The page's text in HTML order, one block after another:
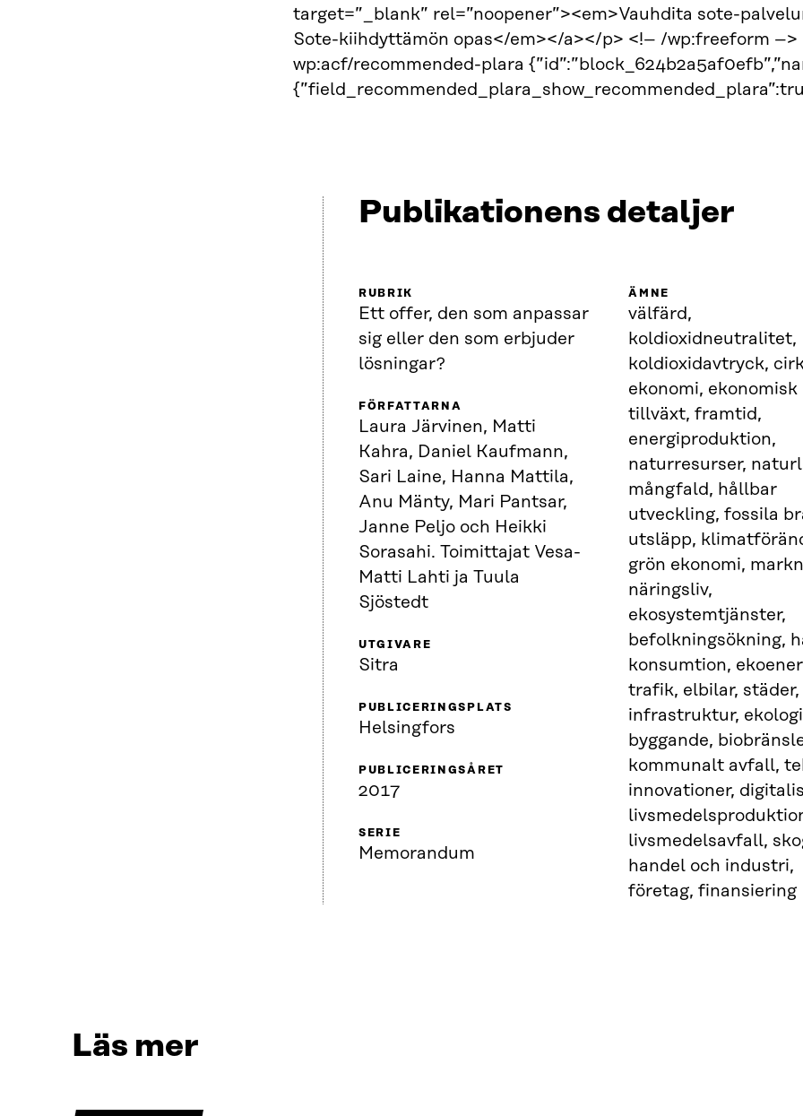
target=”_blank” rel=”noopener”><em>Vauhdita sote-
Sote-kiihdyttämön opas</em></a></p> <!– /wp:freeform
wp:acf/recommended-plara
Publikationens detaljer
RUBRIK
Ett offer, den som anpassar
sig eller den som erbjuder
lösningar?
FÖRFATTARNA
Laura Järvinen, Matti
Kahra, Daniel Kaufmann,
Sari Laine, Hanna Mattila,
Anu Mänty, Mari Pantsar,
Janne Peljo och Heikki
Sorasahi. Toimittajat Vesa-
Matti Lahti ja Tuula
Sjöstedt
UTGIVARE
Sitra
PUBLICERINGSPLATS
Helsingfors
PUBLICERINGSÅRET
2017
SERIE
Memorandum
ÄMNE
välfärd,
koldioxidneutralitet,
koldioxidavtryck,
ekonomi, ekonomisk
tillväxt, framtid,
energiproduktion,
naturresurser,
mångfald, hållbar
utveckling, fossila
utsläpp,
grön ekonomi,
näringsliv,
ekosystemtjänster,
befolkningsökning,
konsumtion,
trafik, elbilar, städer,
infrastruktur,
byggande,
kommunalt avfall,
innovationer,
livsmedelsavfall,
handel och industri,
företag, finansiering
Läs mer